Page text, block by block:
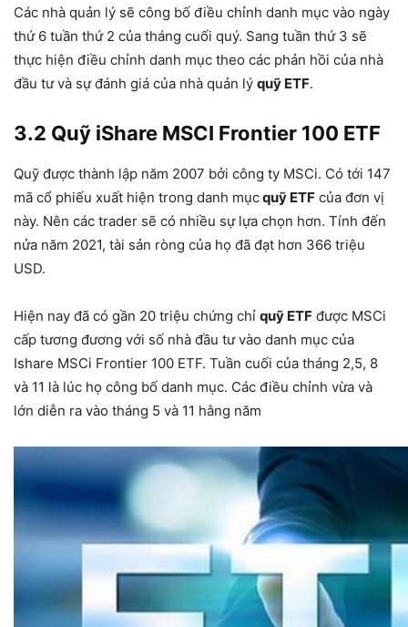
Các nhà quản lý sẽ công bố điều chỉnh danh mục vào ngày
thứ 6 tuần thứ 2 của tháng cuối quý. Sang tuần thứ 3 sẽ
thực hiện điều chỉnh danh mục theo các phản hồi của nhà
đầu tư và sự đánh giá của nhà quản lý quỹ ETF.
3.2 Quỹ iShare MSCI Frontier 100 ETF
Quỹ được thành lập năm 2007 bởi công ty MSCi. Có tới 147
mã cổ phiếu xuất hiện trong danh mụcquỹ ETF của đơn vị
này. Nên các trader sẽ có nhiều sự lựa chọn hơn. Tính đến
nửa năm 2021, tài sản ròng của họ đã đạt hơn 366 triệu
USD.
Hiện nay đã có gần 20 triệu chứng chỉ quỹ ETF được MSCi
cấp tương đương với số nhà đầu tư vào danh mục của
Ishare MSCi Frontier 100 ETF. Tuần cuối của tháng 2,5, 8
và 11 là lúc họ công bố danh mục. Các điều chỉnh vừa và
lớn diễn ra vào tháng 5 và 11 hằng năm